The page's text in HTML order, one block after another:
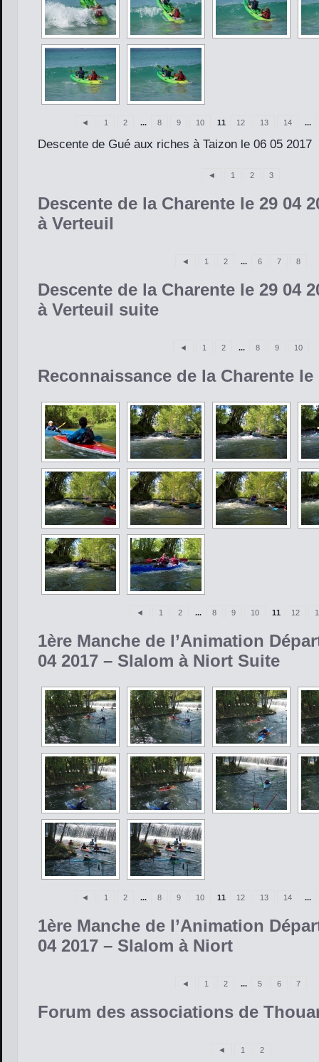
◄ 1 2 ... 8 9 10 11 12 13 14 ...
Descente de Gué aux riches à Taizon le 06 05 2017
◄ 1 2 3
Descente de la Charente le 29 04
à Verteuil
◄ 1 2 ... 6 7 8
Descente de la Charente le 29 04
à Verteuil suite
◄ 1 2 ... 8 9 10
Reconnaissance de la Charente le
◄ 1 2 ... 8 9 10 11 12
1ère Manche de l’Animation
04 2017 – Slalom à Niort Suite
◄ 1 2 ... 8 9 10 11 12 13 14 ...
1ère Manche de l’Animation
04 2017 – Slalom à Niort
◄ 1 2 ... 5 6 7
Forum des associations de
◄ 1 2